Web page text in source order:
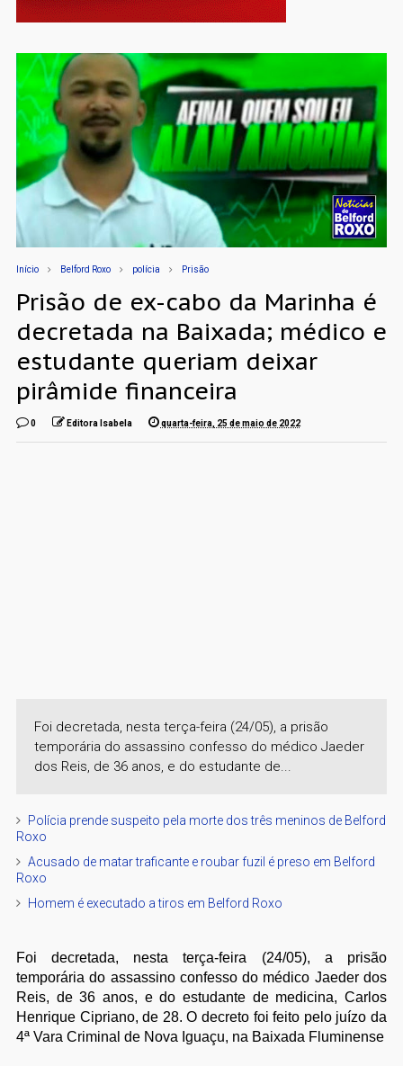
Início Belford Roxo polícia Prisão
Prisão de ex-cabo da Marinha é
decretada na Baixada; médico e
estudante queriam deixar
pirâmide financeira
0 Editora Isabela quarta-feira, 25 de maio de 2022
Foi decretada, nesta terça-feira (24/05), a prisão
temporária do assassino confesso do médico Jaeder
dos Reis, de 36 anos, e do estudante de...
Polícia prende suspeito pela morte dos três meninos de Belford
Roxo
Acusado de matar traficante e roubar fuzil é preso em Belford
Roxo
Homem é executado a tiros em Belford Roxo
Foi decretada, nesta terça-feira (24/05), a prisão
temporária do assassino confesso do médico Jaeder dos
Reis, de 36 anos, e do estudante de medicina, Carlos
Henrique Cipriano, de 28. O decreto foi feito pelo juízo da
4ª Vara Criminal de Nova Iguaçu, na Baixada Fluminense